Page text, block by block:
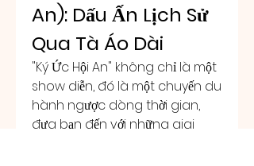
An): Dấu Ấn Lịch Sử
Qua Tà Áo Dài
"Ký Ức Hội An" không chỉ là một
show diễn, đó là một chuyến du
hành ngược dòng thời gian,
đưa bạn đến với những giai